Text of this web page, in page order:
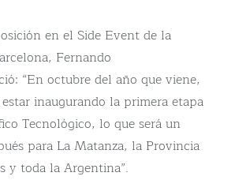
en el Side Event de la
Fernando
“En octubre del año que viene,
inaugurando la primera etapa
Tecnológico, lo que será un
para La Matanza, la Provincia
y toda la Argentina”.